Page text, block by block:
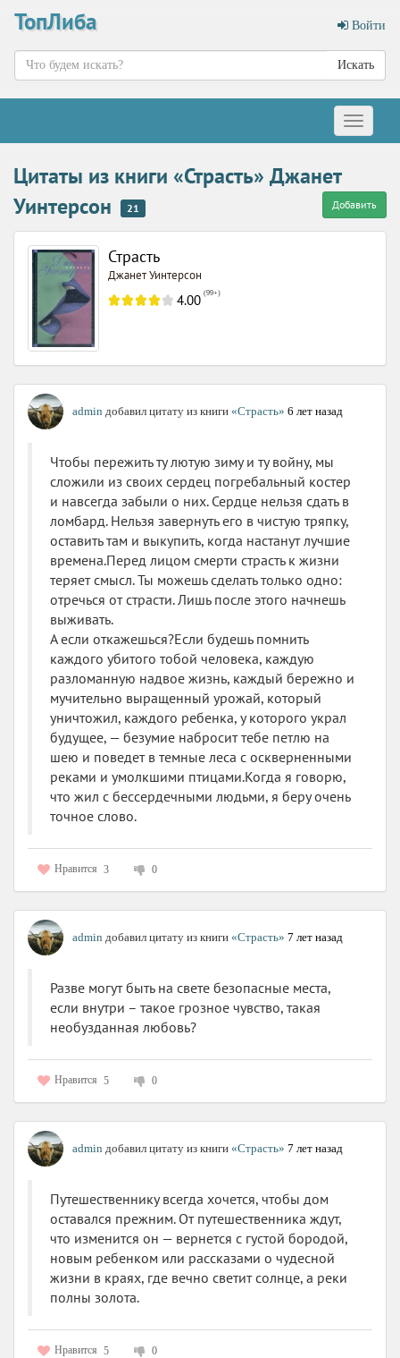
ТопЛиба Войти
Искать
Меню
Цитаты из книги «Страсть» Джанет
Уинтерсон
21 Добавить
Страсть
Джанет Уинтерсон
4.00 (99+)
admin добавил цитату из книги «Страсть» 6 лет назад
Чтобы пережить ту лютую зиму и ту войну, мы
сложили из своих сердец погребальный костер
и навсегда забыли о них. Сердце нельзя сдать в
ломбард. Нельзя завернуть его в чистую тряпку,
оставить там и выкупить, когда настанут лучшие
времена.Перед лицом смерти страсть к жизни
теряет смысл. Ты можешь сделать только одно:
отречься от страсти. Лишь после этого начнешь
выживать.
А если откажешься?Если будешь помнить
каждого убитого тобой человека, каждую
разломанную надвое жизнь, каждый бережно и
мучительно выращенный урожай, который
уничтожил, каждого ребенка, у которого украл
будущее, — безумие набросит тебе петлю на
шею и поведет в темные леса с оскверненными
реками и умолкшими птицами.Когда я говорю,
что жил с бессердечными людьми, я беру очень
точное слово.
Нравится 3 0
admin добавил цитату из книги «Страсть» 7 лет назад
Разве могут быть на свете безопасные места,
если внутри – такое грозное чувство, такая
необузданная любовь?
Нравится 5 0
admin добавил цитату из книги «Страсть» 7 лет назад
Путешественнику всегда хочется, чтобы дом
оставался прежним. От путешественника ждут,
что изменится он — вернется с густой бородой,
новым ребенком или рассказами о чудесной
жизни в краях, где вечно светит солнце, а реки
полны золота.
Нравится 5 0